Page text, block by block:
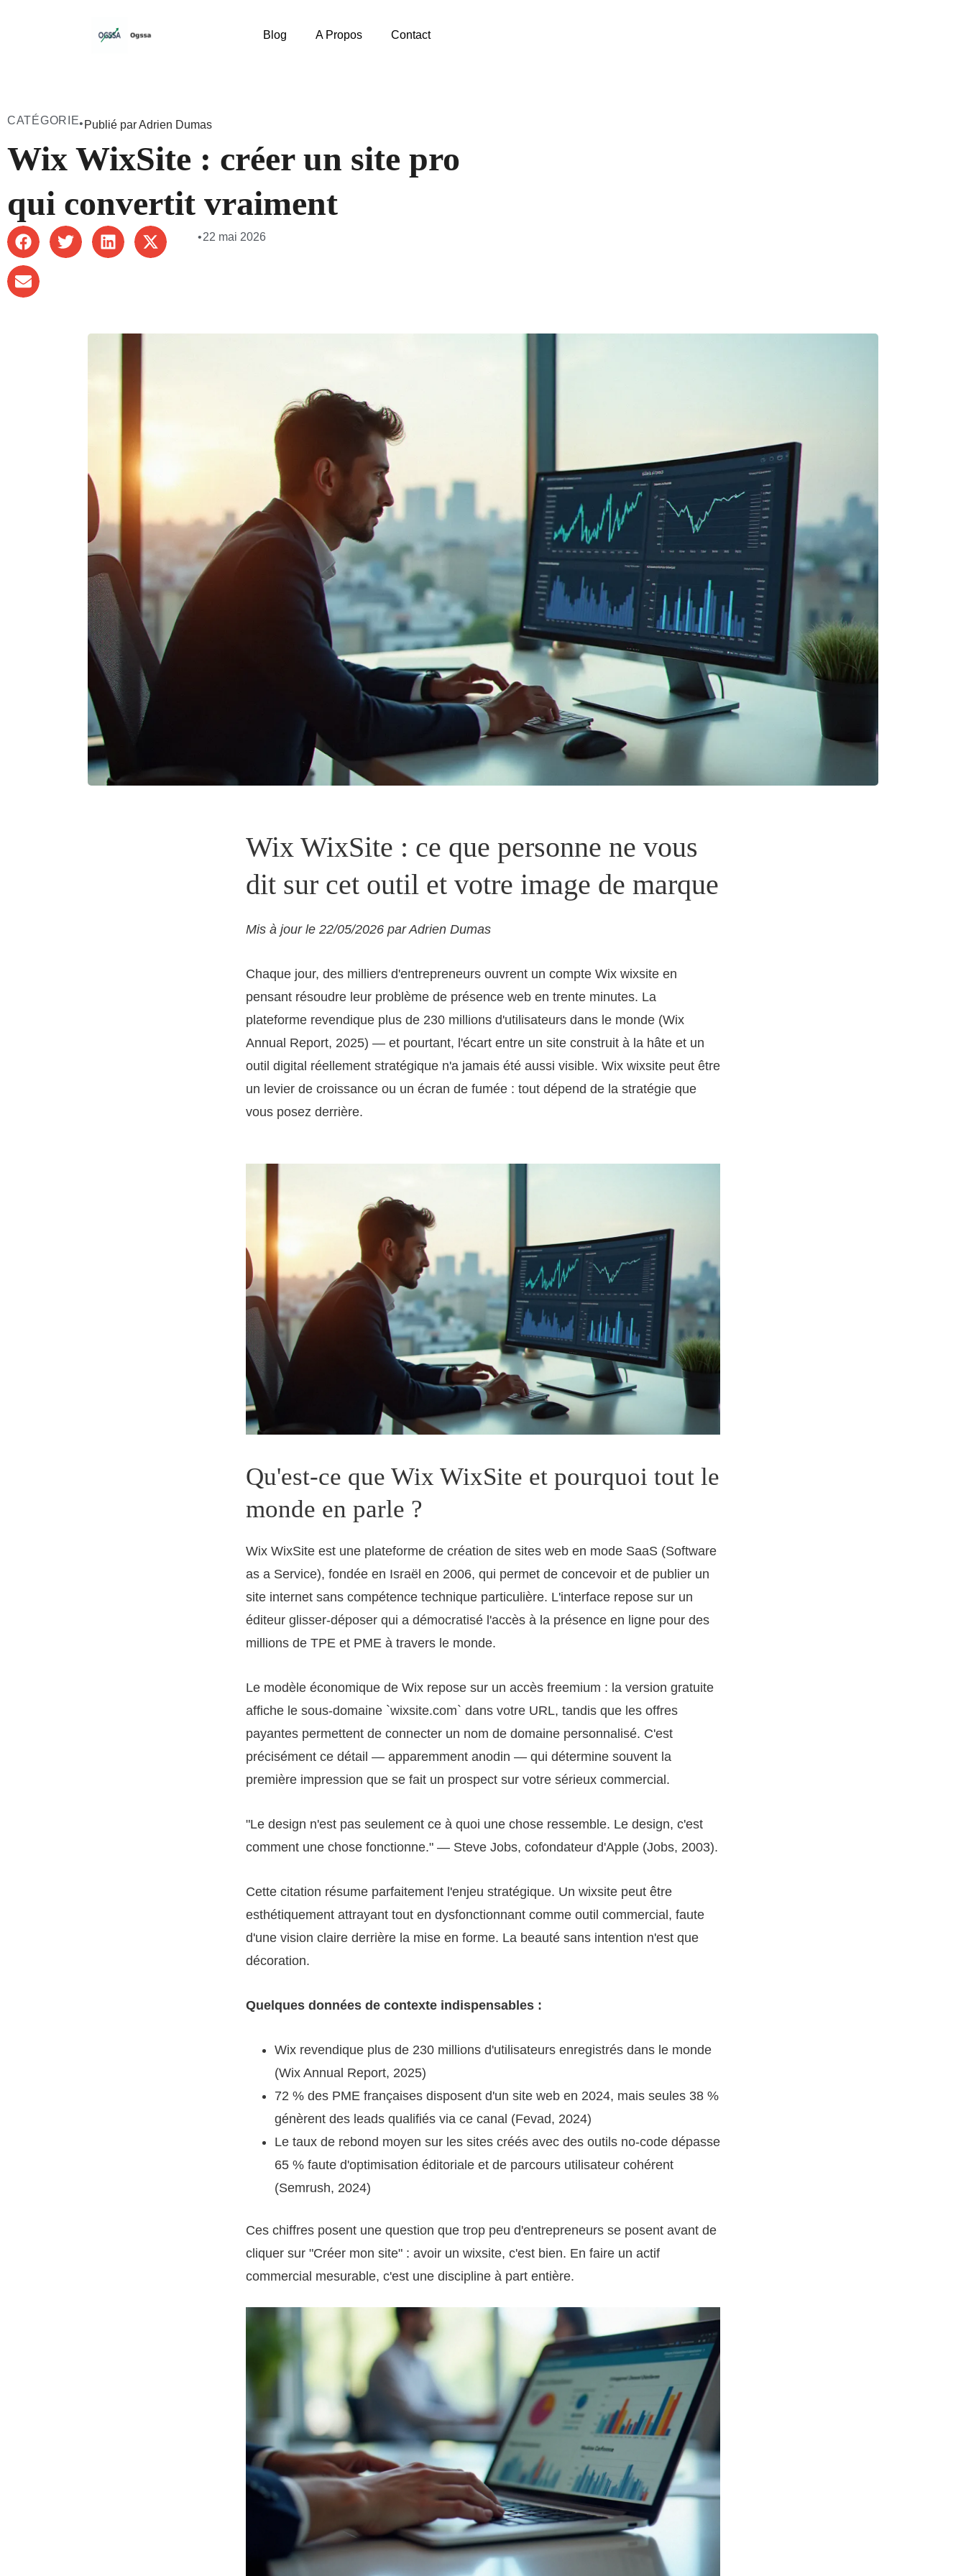
Blog A Propos Contact
CATÉGORIE• Publié par Adrien Dumas
Wix WixSite : créer un site pro
qui convertit vraiment
•22 mai 2026
Wix WixSite : ce que personne ne vous
dit sur cet outil et votre image de marque
Mis à jour le 22/05/2026 par Adrien Dumas
Chaque jour, des milliers d'entrepreneurs ouvrent un compte Wix wixsite en
pensant résoudre leur problème de présence web en trente minutes. La
plateforme revendique plus de 230 millions d'utilisateurs dans le monde (Wix
Annual Report, 2025) — et pourtant, l'écart entre un site construit à la hâte et un
outil digital réellement stratégique n'a jamais été aussi visible. Wix wixsite peut être
un levier de croissance ou un écran de fumée : tout dépend de la stratégie que
vous posez derrière.
Qu'est-ce que Wix WixSite et pourquoi tout le
monde en parle ?
Wix WixSite est une plateforme de création de sites web en mode SaaS (Software
as a Service), fondée en Israël en 2006, qui permet de concevoir et de publier un
site internet sans compétence technique particulière. L'interface repose sur un
éditeur glisser-déposer qui a démocratisé l'accès à la présence en ligne pour des
millions de TPE et PME à travers le monde.
Le modèle économique de Wix repose sur un accès freemium : la version gratuite
affiche le sous-domaine `wixsite.com` dans votre URL, tandis que les offres
payantes permettent de connecter un nom de domaine personnalisé. C'est
précisément ce détail — apparemment anodin — qui détermine souvent la
première impression que se fait un prospect sur votre sérieux commercial.
"Le design n'est pas seulement ce à quoi une chose ressemble. Le design, c'est
comment une chose fonctionne." — Steve Jobs, cofondateur d'Apple (Jobs, 2003).
Cette citation résume parfaitement l'enjeu stratégique. Un wixsite peut être
esthétiquement attrayant tout en dysfonctionnant comme outil commercial, faute
d'une vision claire derrière la mise en forme. La beauté sans intention n'est que
décoration.
Quelques données de contexte indispensables :
Wix revendique plus de 230 millions d'utilisateurs enregistrés dans le monde
(Wix Annual Report, 2025)
72 % des PME françaises disposent d'un site web en 2024, mais seules 38 %
génèrent des leads qualifiés via ce canal (Fevad, 2024)
Le taux de rebond moyen sur les sites créés avec des outils no-code dépasse
65 % faute d'optimisation éditoriale et de parcours utilisateur cohérent
(Semrush, 2024)
Ces chiffres posent une question que trop peu d'entrepreneurs se posent avant de
cliquer sur "Créer mon site" : avoir un wixsite, c'est bien. En faire un actif
commercial mesurable, c'est une discipline à part entière.